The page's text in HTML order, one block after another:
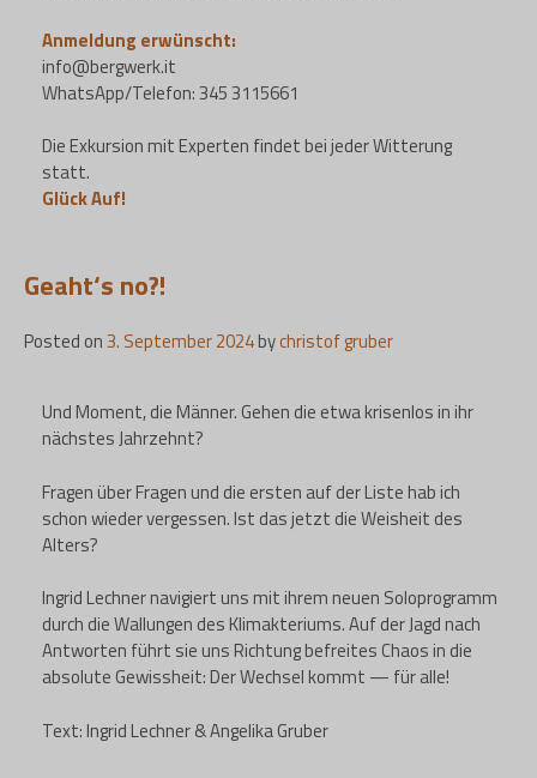
Anmeldung erwünscht:
info@bergwerk.it
WhatsApp/Telefon: 345 3115661
Die Exkursion mit Experten findet bei jeder Witterung
statt.
Glück Auf!
Geaht‘s no?!
Posted on3. September 2024bychristof gruber
Und Moment, die Männer. Gehen die etwa krisenlos in ihr
nächstes Jahrzehnt?
Fragen über Fragen und die ersten auf der Liste hab ich
schon wieder vergessen. Ist das jetzt die Weisheit des
Alters?
Ingrid Lechner navigiert uns mit ihrem neuen Soloprogramm
durch die Wallungen des Klimakteriums. Auf der Jagd nach
Antworten führt sie uns Richtung befreites Chaos in die
absolute Gewissheit: Der Wechsel kommt — für alle!
Text: Ingrid Lechner & Angelika Gruber